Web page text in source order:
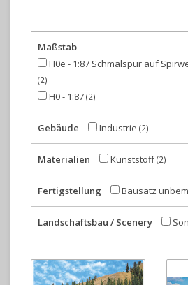
Maßstab
H0e - 1:87 Schmalspur auf
(2)
H0 - 1:87(2)
Gebäude Industrie (2)
Materialien Kunststoff(2)
Fertigstellung Bausatz
Landschaftsbau / Scenery